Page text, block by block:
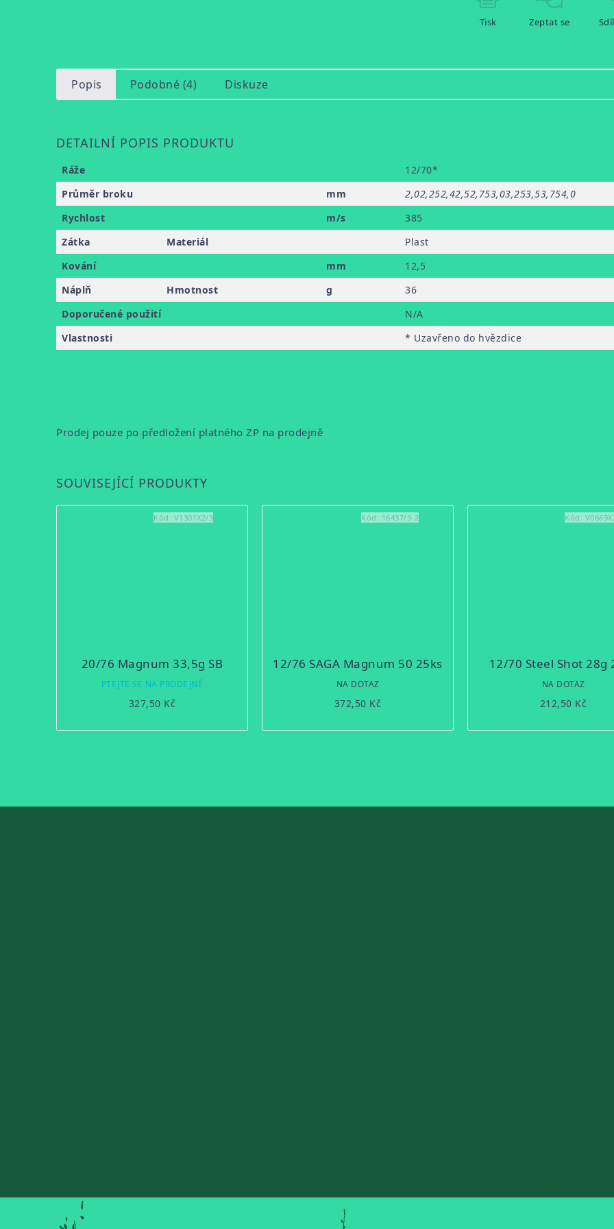
Tisk Zeptat se
Popis Podobné (4) Diskuze
DETAILNÍ POPIS PRODUKTU
Ráže
12/70*
Průměr broku
mm 2,02,252,42,52,753,03,253,53,754,0
Rychlost
m/s
385
Zátka
Materiál
Plast
Kování
mm 12,5
Náplň
Hmotnost g
36
Doporučené použití
N/A
Vlastnosti
* Uzavřeno do hvězdice
Prodej pouze po předložení platného ZP na prodejně
SOUVISEJÍCÍ PRODUKTY
20/76 Magnum 33,5g SB
PTEJTE SE NA PRODEJNĚ
327,50 Kč
Kód: V1301X2/3
12/76 SAGA Magnum 50 25ks
NA DOTAZ
372,50 Kč
Kód: 16437/3-2
12/70 Steel Shot 28g
NA DOTAZ
212,50 Kč
Kód: